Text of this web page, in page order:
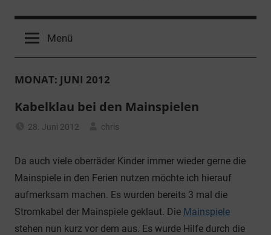
Menü
MONAT: JUNI 2012
Kabelklau bei den Mainspielen
28. Juni 2012
chris
Da auch viele oberräder Kinder immer wieder gerne die
Mainspiele in den Ferien nutzen möchte ich hierauf
aufmerksam machen. Es wurden bereits 3 mal die
Stromkabel der Mainspiele geklaut. Die Mainspiele
stehen nun kurz vor dem aus. Es wurde Hilfe durch die